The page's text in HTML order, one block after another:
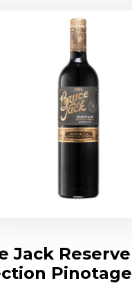
Jack Reserve
Pinotage